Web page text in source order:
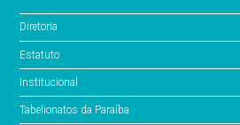
Diretoria
Estatuto
Institucional
Tabelionatos da Paraíba